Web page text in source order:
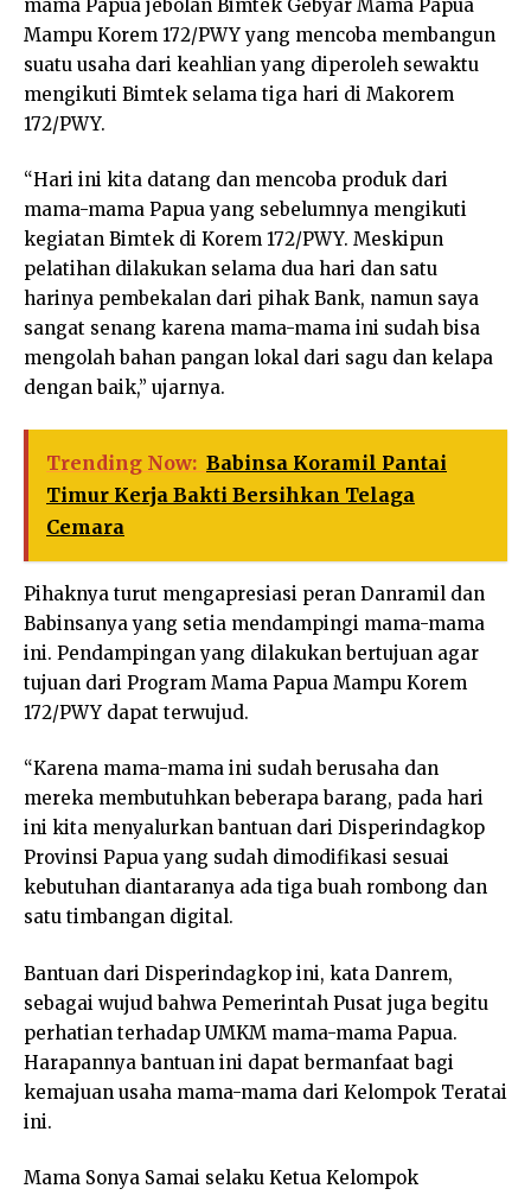
mama Papua jebolan Bimtek Gebyar Mama Papua
Mampu Korem 172/PWY yang mencoba membangun
suatu usaha dari keahlian yang diperoleh sewaktu
mengikuti Bimtek selama tiga hari di Makorem
172/PWY.
“Hari ini kita datang dan mencoba produk dari
mama-mama Papua yang sebelumnya mengikuti
kegiatan Bimtek di Korem 172/PWY. Meskipun
pelatihan dilakukan selama dua hari dan satu
harinya pembekalan dari pihak Bank, namun saya
sangat senang karena mama-mama ini sudah bisa
mengolah bahan pangan lokal dari sagu dan kelapa
dengan baik,” ujarnya.
Trending Now: Babinsa Koramil Pantai
Timur Kerja Bakti Bersihkan Telaga
Cemara
Pihaknya turut mengapresiasi peran Danramil dan
Babinsanya yang setia mendampingi mama-mama
ini. Pendampingan yang dilakukan bertujuan agar
tujuan dari Program Mama Papua Mampu Korem
172/PWY dapat terwujud.
“Karena mama-mama ini sudah berusaha dan
mereka membutuhkan beberapa barang, pada hari
ini kita menyalurkan bantuan dari Disperindagkop
Provinsi Papua yang sudah dimodifikasi sesuai
kebutuhan diantaranya ada tiga buah rombong dan
satu timbangan digital.
Bantuan dari Disperindagkop ini, kata Danrem,
sebagai wujud bahwa Pemerintah Pusat juga begitu
perhatian terhadap UMKM mama-mama Papua.
Harapannya bantuan ini dapat bermanfaat bagi
kemajuan usaha mama-mama dari Kelompok Teratai
ini.
Mama Sonya Samai selaku Ketua Kelompok